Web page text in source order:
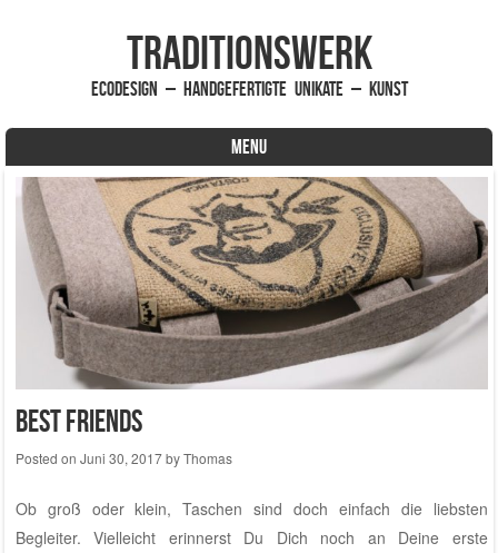
traditionsWerk
EcoDesign – handgefertigte Unikate – Kunst
MENU
Skip to content
Best Friends
Posted on Juni 30, 2017byThomas
Ob groß oder klein, Taschen sind doch einfach die liebsten
Begleiter. Vielleicht erinnerst Du Dich noch an Deine erste